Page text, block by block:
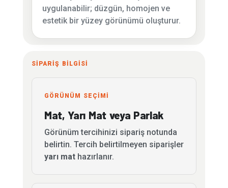
uygulanabilir; düzgün, homojen ve
estetik bir yüzey görünümü oluşturur.
SİPARİŞ BİLGİSİ
GÖRÜNÜM SEÇİMİ
Mat, Yarı Mat veya Parlak
Görünüm tercihinizi sipariş notunda
belirtin. Tercih belirtilmeyen siparişler
yarı mat hazırlanır.